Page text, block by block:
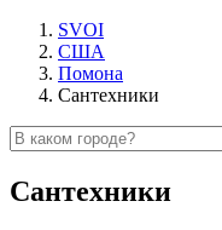
SVOI
США
Помона
Сантехники
Сантехники